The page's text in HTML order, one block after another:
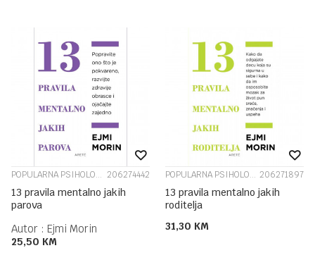
POPULARNA PSIHOLOGIJA 206274442
13 pravila mentalno jakih
parova
Autor : Ejmi Morin
25,50 KM
POPULARNA PSIHOLOGIJA 206271897
13 pravila mentalno jakih
roditelja
31,30 KM